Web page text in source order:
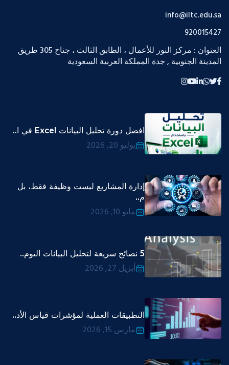
info@iltc.edu.sa
920015427
العنوان : مركز النور للأعمال ، الطابق الثالث ، جناح 305 طريق
المدينة الجنوبية , جدة المملكة العربية السعودية
افضل دورة تحليل البيانات Excel في ا..
يوليو 20, 2026
إدارة المشاريع ليست وظيفة فقط، بل
م..
مايو 10, 2026
5 نصائح سريعة لتحليل البيانات اليوم..
أبريل 27, 2026
التطبيقات العملية لمؤشرات قياس الأد..
مارس 15, 2026